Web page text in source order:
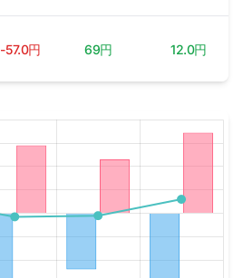
-57.0円 69円 12.0円